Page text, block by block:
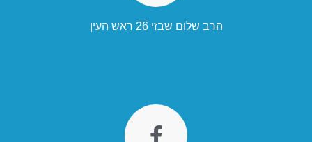
הרב שלום שבזי 26 ראש העין